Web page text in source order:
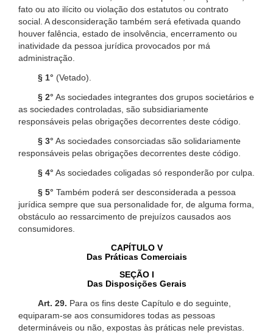
fato ou ato ilícito ou violação dos estatutos ou contrato
social. A desconsideração também será efetivada quando
houver falência, estado de insolvência, encerramento ou
inatividade da pessoa jurídica provocados por má
administração.
§ 1° (Vetado).
§ 2° As sociedades integrantes dos grupos societários e
as sociedades controladas, são subsidiariamente
responsáveis pelas obrigações decorrentes deste código.
§ 3° As sociedades consorciadas são solidariamente
responsáveis pelas obrigações decorrentes deste código.
§ 4° As sociedades coligadas só responderão por culpa.
§ 5° Também poderá ser desconsiderada a pessoa
jurídica sempre que sua personalidade for, de alguma forma,
obstáculo ao ressarcimento de prejuízos causados aos
consumidores.
CAPÍTULO V
Das Práticas Comerciais
SEÇÃO I
Das Disposições Gerais
Art. 29. Para os fins deste Capítulo e do seguinte,
equiparam-se aos consumidores todas as pessoas
determináveis ou não, expostas às práticas nele previstas.